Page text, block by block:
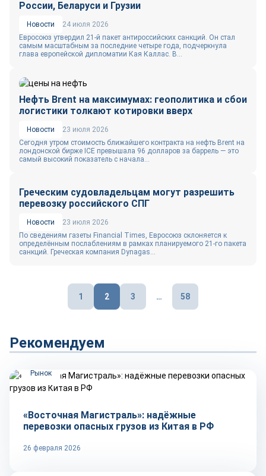
России, Беларуси и Грузии
Новости
24 июля 2026
Евросоюз утвердил 21-й пакет антироссийских санкций. Он стал
самым масштабным за последние четыре года, подчеркнула
глава европейской дипломатии Кая Каллас. В...
Нефть Brent на максимумах: геополитика и сбои
логистики толкают котировки вверх
Новости
23 июля 2026
Сегодня утром стоимость ближайшего контракта на нефть Brent на
лондонской бирже ICE превышала 96 долларов за баррель — это
самый высокий показатель с начала...
Греческим судовладельцам могут разрешить
перевозку российского СПГ
Новости
23 июля 2026
По сведениям газеты Financial Times, Евросоюз склоняется к
определённым послаблениям в рамках планируемого 21‑го пакета
санкций. Греческая компания Dynagas...
1 2 3 … 58
Рекомендуем
Рынок
«Восточная Магистраль»: надёжные
перевозки опасных грузов из Китая в РФ
26 февраля 2026
Тренды